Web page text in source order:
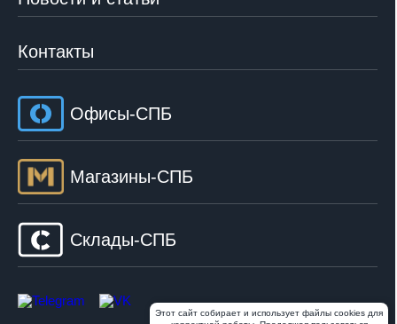
Контакты
Офисы-СПБ
Магазины-СПБ
Склады-СПБ
Этот сайт собирает и использует файлы cookies для